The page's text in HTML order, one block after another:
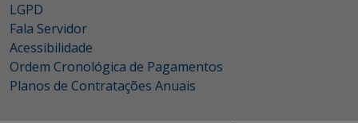
LGPD
Fala Servidor
Acessibilidade
Ordem Cronológica de Pagamentos
Planos de Contratações Anuais